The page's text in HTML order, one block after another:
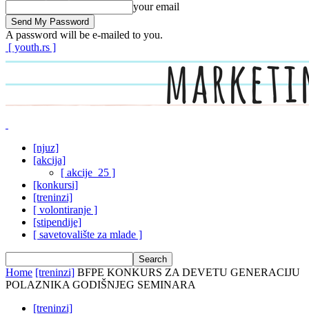
your email
A password will be e-mailed to you.
[ youth.rs ]
[njuz]
[akcija]
[ akcije_25 ]
[konkursi]
[treninzi]
[ volontiranje ]
[stipendije]
[ savetovalište za mlade ]
Home [treninzi] BFPE KONKURS ZA DEVETU GENERACIJU
POLAZNIKA GODIŠNJEG SEMINARA
[treninzi]